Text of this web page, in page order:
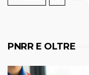
PNRR E OLTRE